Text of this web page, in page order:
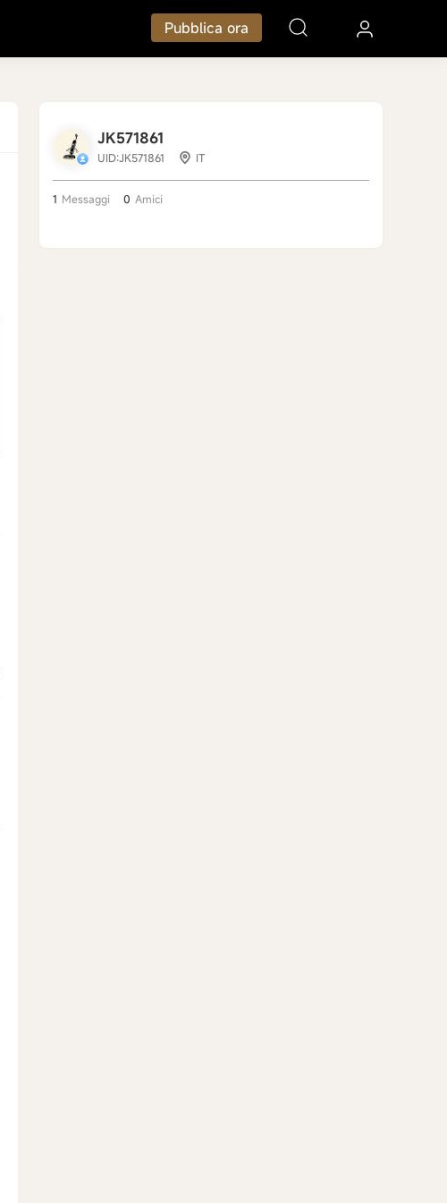
Pubblica ora
JK571861
UID:JK571861 IT
1 Messaggi 0 Amici